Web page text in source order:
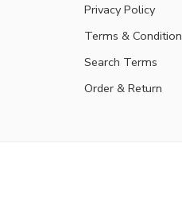
Privacy Policy
Terms & Condition
Search Terms
Order & Return